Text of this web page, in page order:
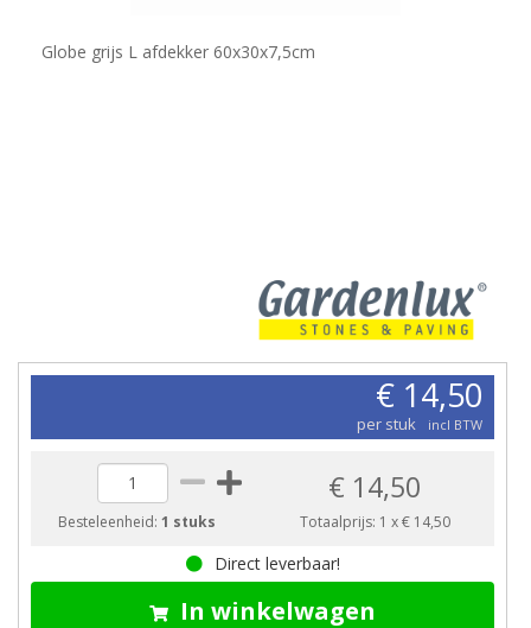
Globe grijs L afdekker 60x30x7,5cm
€ 14,50
per stuk incl BTW
Besteleenheid:1 stuks
€ 14,50
Totaalprijs: 1 x€ 14,50
Direct leverbaar!
In winkelwagen